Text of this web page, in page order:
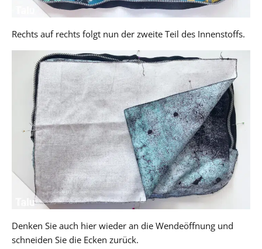
Rechts auf rechts folgt nun der zweite Teil des Innenstoffs.
Denken Sie auch hier wieder an die Wendeöffnung und
schneiden Sie die Ecken zurück.